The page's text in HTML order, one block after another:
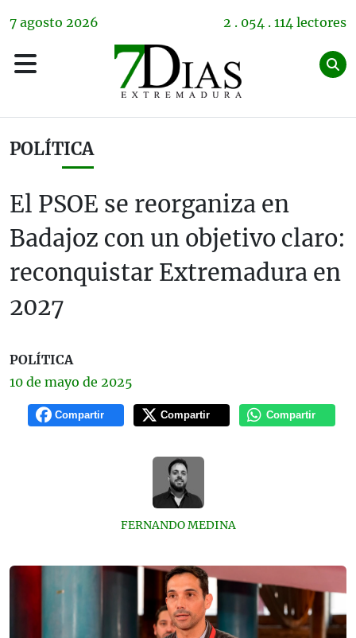
7 agosto 2026 2 . 054 . 114 lectores
POLÍTICA
El PSOE se reorganiza en
Badajoz con un objetivo claro:
reconquistar Extremadura en
2027
POLÍTICA
10 de mayo de 2025
Compartir Compartir Compartir
FERNANDO MEDINA